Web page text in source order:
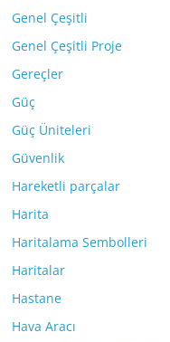
Genel Çeşitli
Genel Çeşitli Proje
Gereçler
Güç
Güç Üniteleri
Güvenlik
Hareketli parçalar
Harita
Haritalama Sembolleri
Haritalar
Hastane
Hava Aracı